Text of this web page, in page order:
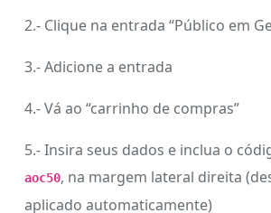
2.- Clique na entrada “Público em
3.- Adicione a entrada
4.- Vá ao “carrinho de compras”
5.- Insira seus dados e inclua o
aoc50, na margem lateral direita
aplicado automaticamente)